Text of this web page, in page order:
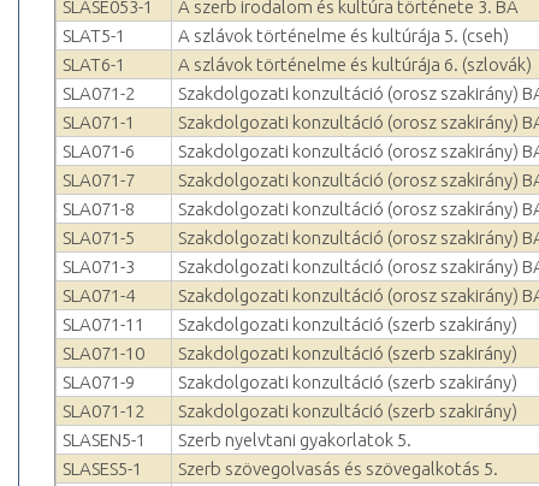
SLASE053-1
A szerb irodalom és kultúra története 3. BA
SLAT5-1
A szlávok történelme és kultúrája 5. (cseh)
SLAT6-1
A szlávok történelme és kultúrája 6. (szlovák)
SLA071-2
Szakdolgozati konzultáció (orosz szakirány)
SLA071-1
Szakdolgozati konzultáció (orosz szakirány)
SLA071-6
Szakdolgozati konzultáció (orosz szakirány)
SLA071-7
Szakdolgozati konzultáció (orosz szakirány)
SLA071-8
Szakdolgozati konzultáció (orosz szakirány)
SLA071-5
Szakdolgozati konzultáció (orosz szakirány)
SLA071-3
Szakdolgozati konzultáció (orosz szakirány)
SLA071-4
Szakdolgozati konzultáció (orosz szakirány)
SLA071-11
Szakdolgozati konzultáció (szerb szakirány)
SLA071-10
Szakdolgozati konzultáció (szerb szakirány)
SLA071-9
Szakdolgozati konzultáció (szerb szakirány)
SLA071-12
Szakdolgozati konzultáció (szerb szakirány)
SLASEN5-1
Szerb nyelvtani gyakorlatok 5.
SLASES5-1
Szerb szövegolvasás és szövegalkotás 5.